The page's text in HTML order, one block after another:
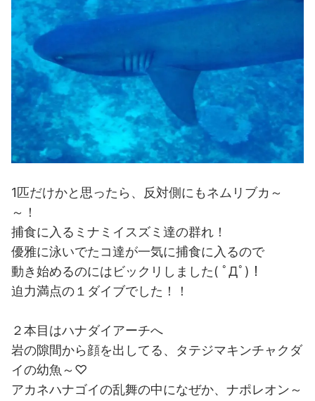
1匹だけかと思ったら、反対側にもネムリブカ～
～！
捕食に入るミナミイスズミ達の群れ！
優雅に泳いでたコ達が一気に捕食に入るので
動き始めるのにはビックリしました( ﾟДﾟ)！
迫力満点の１ダイブでした！！
２本目はハナダイアーチへ
岩の隙間から顔を出してる、タテジマキンチャクダ
イの幼魚～♡
アカネハナゴイの乱舞の中になぜか、ナポレオン～